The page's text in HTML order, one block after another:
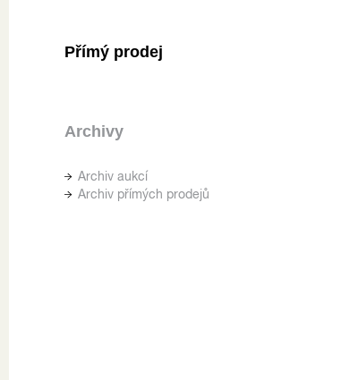
Přímý prodej
Archivy
Archiv aukcí
Archiv přímých prodejů